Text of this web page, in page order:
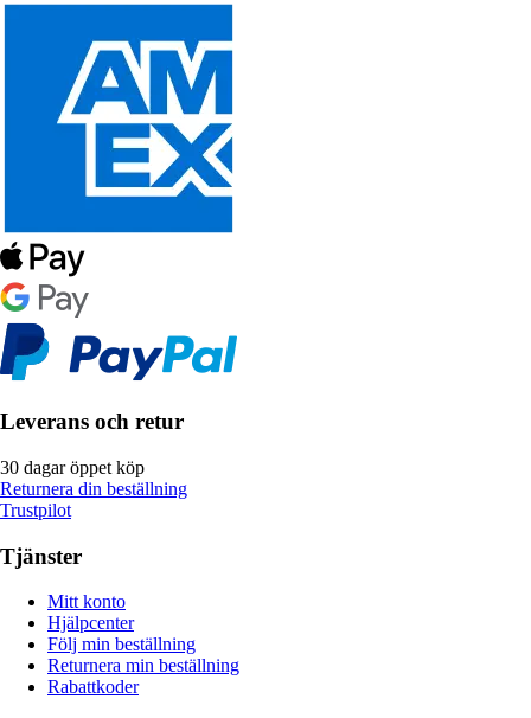
Leverans och retur
30 dagar öppet köp
Returnera din beställning
Trustpilot
Tjänster
Mitt konto
Hjälpcenter
Följ min beställning
Returnera min beställning
Rabattkoder